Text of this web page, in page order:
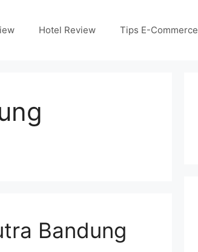
Hotel Review Tips E-Commerce
Bandung